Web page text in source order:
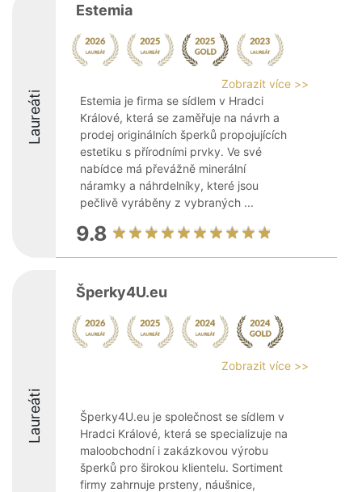
Laureáti
Estemia
Zobrazit více >>
Estemia je firma se sídlem v Hradci
Králové, která se zaměřuje na návrh a
prodej originálních šperků propojujících
estetiku s přírodními prvky. Ve své
nabídce má převážně minerální
náramky a náhrdelníky, které jsou
pečlivě vyráběny z vybraných ...
9.8
Laureáti
Šperky4U.eu
Zobrazit více >>
Šperky4U.eu je společnost se sídlem v
Hradci Králové, která se specializuje na
maloobchodní i zakázkovou výrobu
šperků pro širokou klientelu. Sortiment
firmy zahrnuje prsteny, náušnice,